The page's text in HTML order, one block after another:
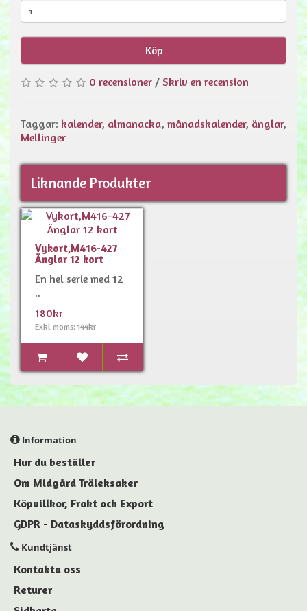
Köp
0 recensioner / Skriv en recension
Taggar: kalender, almanacka, månadskalender, änglar,
Mellinger
Liknande Produkter
Vykort,M416-427
Änglar 12 kort
En hel serie med 12
..
180kr
Exkl moms: 144kr
Information
Hur du beställer
Om Midgård Träleksaker
Köpvillkor, Frakt och Export
GDPR - Dataskyddsförordning
Kundtjänst
Kontakta oss
Returer